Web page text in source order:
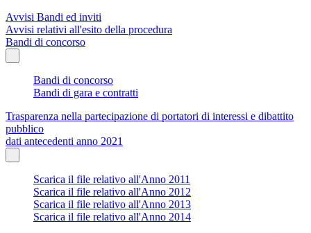
Avvisi Bandi ed inviti
Avvisi relativi all'esito della procedura
Bandi di concorso
Bandi di concorso
Bandi di gara e contratti
Trasparenza nella partecipazione di portatori di interessi e dibattito
pubblico
dati antecedenti anno 2021
Scarica il file relativo all'Anno 2011
Scarica il file relativo all'Anno 2012
Scarica il file relativo all'Anno 2013
Scarica il file relativo all'Anno 2014